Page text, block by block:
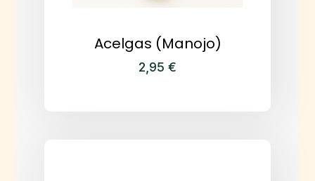
Acelgas (manojo)
2,95 €